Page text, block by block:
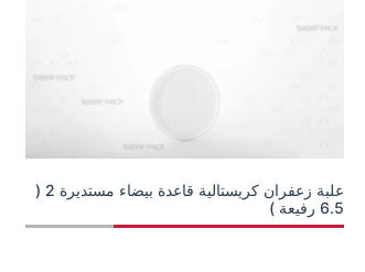
علبة زعفران كريستالية قاعدة بيضاء مستديرة 2 (
6.5 رفيعة )